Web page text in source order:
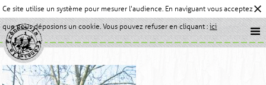
Ce site utilise un système pour mesurer l'audience. En naviguant vous acceptez
que nous déposions un cookie. Vous pouvez refuser en cliquant :ici